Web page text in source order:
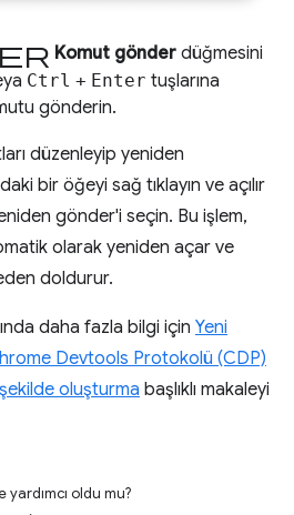
Komut gönder düğmesini
Ctrl + Enter tuşlarına
gönderin.
düzenleyip yeniden
bir öğeyi sağ tıklayın ve açılır
gönder'i seçin. Bu işlem,
olarak yeniden açar ve
doldurur.
daha fazla bilgi için Yeni
Devtools Protokolü (CDP)
şekilde oluşturma başlıklı makaleyi
yardımcı oldu mu?